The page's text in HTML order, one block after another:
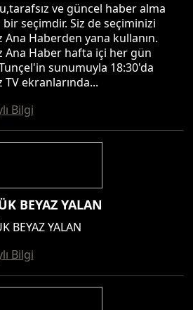
ve güncel haber alma
seçimdir. Siz de seçiminizi
Ana Haberden yana kullanın.
Ana Haber hafta içi her gün
sunumuyla 18:30'da
TV ekranlarında...
Bilgi
BEYAZ YALAN
BEYAZ YALAN
Bilgi